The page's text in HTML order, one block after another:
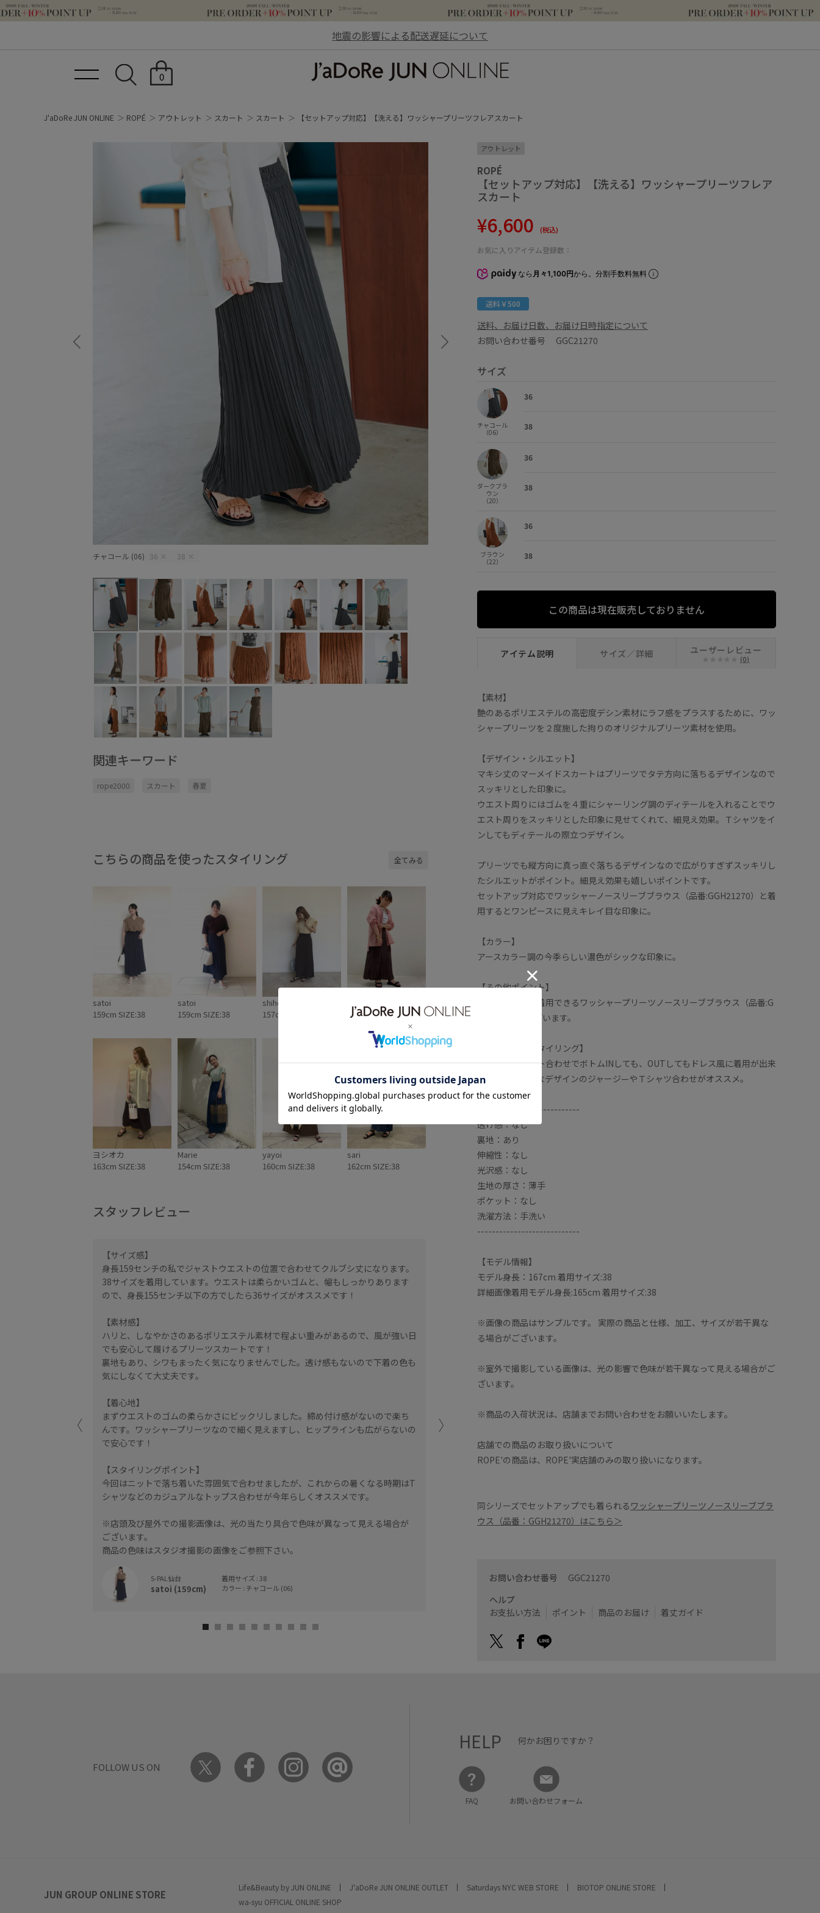
地震の影響による配送遅延について
0
J'aDoRe JUN ONLINE ROPÉ アウトレット スカート スカート 【セットアップ対応】【洗える】ワッシャープリーツフレアスカート
チャコール (06) 36 × 38 × ダークブラウン (20)
関連キーワード
rope2000 スカート 春夏
こちらの商品を使ったスタイリング 全てみる
satoi
159cm SIZE:38
satoi
159cm SIZE:38
shiho
157cm SIZE:38
153cm SIZE:36
ヨシオカ
163cm SIZE:38
Marie
154cm SIZE:38
yayoi
160cm SIZE:38
sari
162cm SIZE:38
スタッフレビュー
【サイズ感】
身長159センチの私でジャストウエストの位置で合わせてクルブシ丈になります。
38サイズを着用しています。ウエストは柔らかいゴムと、幅もしっかりあります
ので、身長155センチ以下の方でしたら36サイズがオススメです！
【素材感】
ハリと、しなやかさのあるポリエステル素材で程よい重みがあるので、風が強い日
でも安心して履けるプリーツスカートです！
裏地もあり、シワもまったく気になりませんでした。透け感もないので下着の色も
気にしなくて大丈夫です。
【着心地】
まずウエストのゴムの柔らかさにビックリしました。締め付け感がないので楽ち
んです。ワッシャープリーツなので細く見えますし、ヒップラインも広がらないの
で安心です！
【スタイリングポイント】
今回はニットで落ち着いた雰囲気で合わせましたが、これからの暑くなる時期はT
シャツなどのカジュアルなトップス合わせが今年らしくオススメです。
※店頭及び屋外での撮影画像は、光の当たり具合で色味が異なって見える場合が
ございます。
商品の色味はスタジオ撮影の画像をご参照下さい。
S-PAL仙台
satoi (159cm)
着用サイズ : 38
カラー : チャコール (06)
身長159センチで38サイズを着や。ジャストウエストの位置で合わせてクルブシ丈
になります。38サイズを着用しています。ウエストは柔らかいゴムと、幅もしっ
かりありますので、身長155センチ以下の方でしたら36サイズがオススメです！
【素材感】
ハリと、しなやかさのあるポリエステル素材で程よい重みがあるので、風が強い日
裏地もあり、シワもまったく気になりませんでした。透け感もないので下着の色も
気にしなくて大丈夫です。
まずウエストのゴムの柔らかさにビックリしました。締め付け感がないので楽ち
んです。ワッシャープリーツなので細く見えますし、ヒップラインも広がらないの
で安心です！
※店頭及び屋外での撮影画像は、光の当たり具合で色味が異なって見える場合が
S-PAL仙台
着用サイズ : 38
アウトレット
ROPÉ
【セットアップ対応】【洗える】ワッシャープリーツフレア
スカート
¥6,600 (税込)
お気に入りアイテム登録数：
なら 月々1,100円から。分割手数料無料
送料￥500
送料、お届け日数、お届け日時指定について
お問い合わせ番号 GGC21270
サイズ
チャコール
（06）
36
38
ダークブラ
ウン
（20）
36
38
ブラウン
（22）
36
38
この商品は現在販売しておりません
アイテム説明 サイズ／詳細 ユーザーレビュー
(0)
【素材】
艶のあるポリエステルの高密度デシン素材にラフ感をプラスするために、ワッ
シャープリーツを２度施した拘りのオリジナルプリーツ素材を使用。
【デザイン・シルエット】
マキシ丈のマーメイドスカートはプリーツでタテ方向に落ちるデザインなので
スッキリとした印象に。
ウエスト周りにはゴムを４重にシャーリング調のディテールを入れることでウ
エスト周りをスッキリとした印象に見せてくれて、細見え効果。Ｔシャツをイ
ンしてもディテールの際立つデザイン。
プリーツでも縦方向に真っ直ぐ落ちるデザインなので広がりすぎずスッキリし
たシルエットがポイント。細見え効果も嬉しいポイントです。
セットアップ対応でワッシャーノースリーブブラウス（品番:GGH21270）と着
用するとワンピースに見えキレイ目な印象に。
【カラー】
アースカラー調の今季らしい濃色がシックな印象に。
【その他ポイント】
セットアップで着用できるワッシャープリーツノースリーブブラウス（品番:G
GH21270)もございます。
【おすすめのスタイリング】
同素材のスカート合わせでボトムINしても、OUTしてもドレス風に着用が出来
ます。ミニマルなデザインのジャージ—やＴシャツ合わせがオススメ。
----------------------------
透け感：なし
裏地：あり
伸縮性：なし
光沢感：なし
生地の厚さ：薄手
ポケット：なし
洗濯方法：手洗い
----------------------------
【モデル情報】
モデル身長：167cm 着用サイズ:38
詳細画像着用モデル身長:165cm 着用サイズ:38
※画像の商品はサンプルです。 実際の商品と仕様、加工、サイズが若干異な
る場合がございます。
※室外で撮影している画像は、光の影響で色味が若干異なって見える場合がご
ざいます。
※商品の入荷状況は、店舗までお問い合わせをお願いいたします。
店舗での商品のお取り扱いについて
ROPE'の商品は、ROPE'実店舗のみの取り扱いになります。
同シリーズでセットアップでも着られる ワッシャープリーツノースリーブブラ
ウス（品番：GGH21270）はこちら＞
お問い合わせ番号 GGC21270
ヘルプ
お支払い方法
ポイント 商品のお届け 着丈ガイド
FOLLOW US ON
HELP 何かお困りですか？
FAQ お問い合わせフォーム
JUN GROUP ONLINE STORE
Life&Beauty by JUN ONLINE J'aDoRe JUN ONLINE OUTLET Saturdays NYC WEB STORE
BIOTOP ONLINE STORE
wa-syu OFFICIAL ONLINE SHOP